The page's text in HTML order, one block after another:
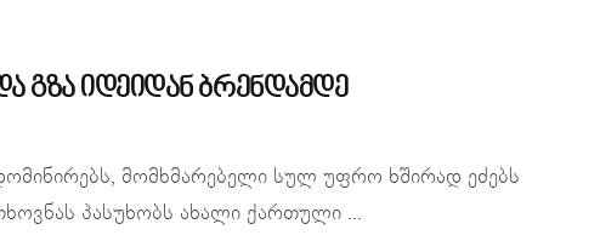
გზა იდეიდან ბრენდამდე
მომხმარებელი სულ უფრო ხშირად ეძებს
პასუხობს ახალი ქართული ...